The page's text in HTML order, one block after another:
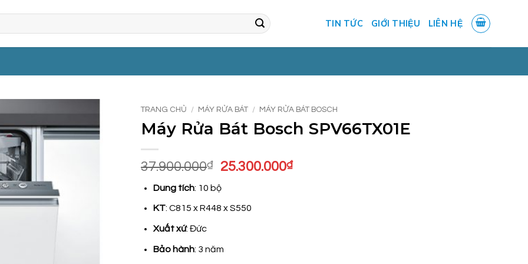
TIN TỨC GIỚI THIỆU LIÊN HỆ
TRANG CHỦ / MÁY RỬA BÁT / MÁY RỬA BÁT BOSCH
Máy Rửa Bát Bosch SPV66TX01E
37.900.000₫
Giá
là:
37.900.000₫.
25.300.000₫Giá
Dung tích: 10 bộ
KT: C815 x R448 x S550
Xuất xứ: Đức
Bảo hành: 3 năm